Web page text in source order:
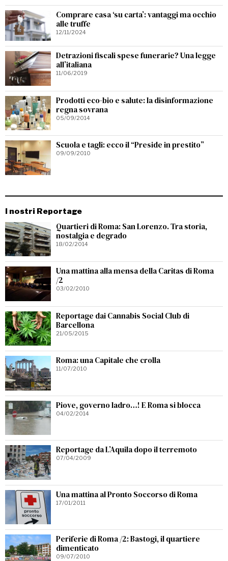
Comprare casa ‘su carta’: vantaggi ma occhio
alle truffe
12/11/2024
Detrazioni fiscali spese funerarie? Una legge
all’italiana
11/06/2019
Prodotti eco-bio e salute: la disinformazione
regna sovrana
05/09/2014
Scuola e tagli: ecco il “Preside in prestito”
09/09/2010
I nostri Reportage
Quartieri di Roma: San Lorenzo. Tra storia,
nostalgia e degrado
18/02/2014
Una mattina alla mensa della Caritas di Roma
/2
03/02/2010
Reportage dai Cannabis Social Club di
Barcellona
21/05/2015
Roma: una Capitale che crolla
11/07/2010
Piove, governo ladro…! E Roma si blocca
04/02/2014
Reportage da L’Aquila dopo il terremoto
07/04/2009
Una mattina al Pronto Soccorso di Roma
17/01/2011
Periferie di Roma /2: Bastogi, il quartiere
dimenticato
09/07/2010